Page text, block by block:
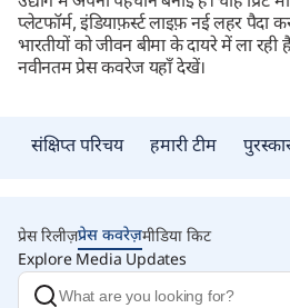
प्लेटफॉर्म, इंडियाफ़र्स्ट लाइफ़ नई लहर पैदा
भारतीयों को जीवन बीमा के दायरे में ला रही
नवीनतम प्रेस कवरेज यहाँ देखें।
संक्षिप्त परिचय हमारी टीम
प्रेस रिलीज़प्रेस कवरेज़मीडिया किट
Explore Media Updates